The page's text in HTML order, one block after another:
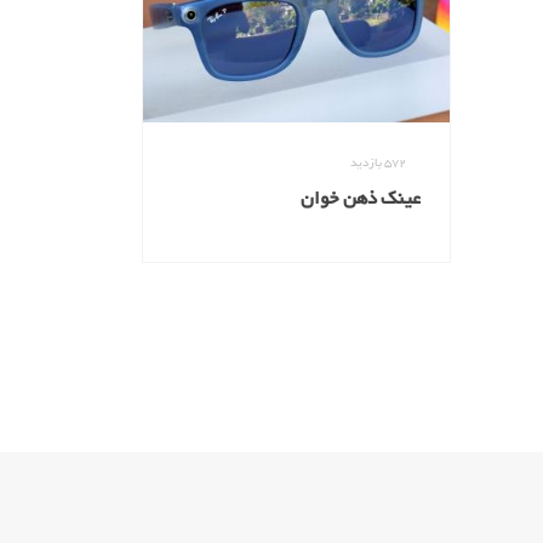
572بازدید
عینک ذهن خوان